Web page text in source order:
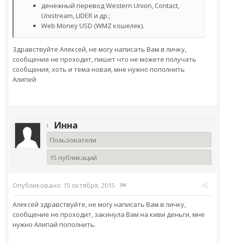
денежный перевод Western Union, Contact,
Unistream, LIDER и др.;
Web Money USD (WMZ кошелек).
Здравствуйте Алексей, не могу написать Вам в личку,
сообщение не проходит, пишет что не можете получать
сообщения, хоть и тема новая, мне нужно пополнить
Алипей
Инна
Пользователи
15 публикаций
Опубликовано: 15 октября, 2015 ·
Алексей здравствуйте, не могу написать Вам в личку,
сообщение не проходит, закинула Вам на киви деньги, мне
нужно Алипай пополнить.